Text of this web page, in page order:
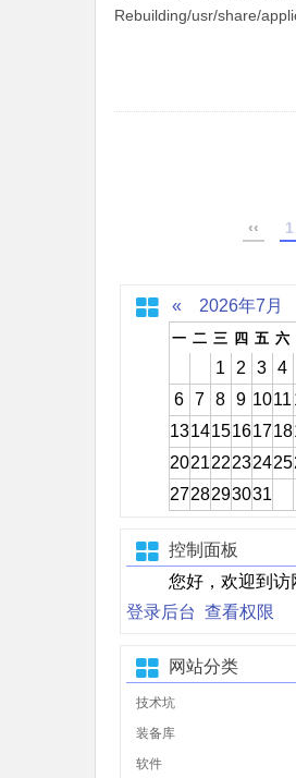
Rebuilding/usr/share/
‹‹ 1
« 2026年7月
一 二 三 四 五 六
1 2 3 4
6
7 8 9 1011
131415161718
202122232425
2728293031
控制面板
您好，欢迎到访
登录后台 查看权限
网站分类
技术坑
装备库
软件